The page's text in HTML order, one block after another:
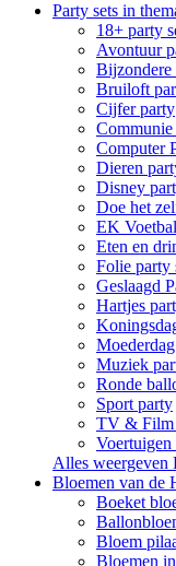
Party sets in
18+ party
Avontuur
Bijzondere
Bruiloft
Cijfer party
Communie
Computer
Dieren
Disney
Doe het
EK
Eten en
Folie party
Geslaagd
Hartjes
Muziek
Ronde
Sport party
TV & Film
Voertuigen
Alles weergeven
Bloemen van de
Boeket
Bloem
Bloemen